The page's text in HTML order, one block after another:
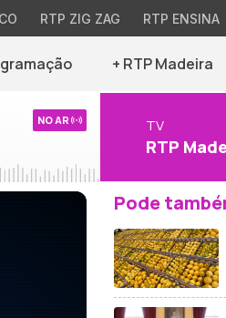
RTP ZIG ZAG RTP ENSINA
+ RTP Madeira
NO AR TV
RTP
Pode